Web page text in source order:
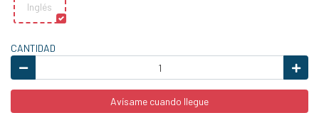
Inglés
CANTIDAD
Avísame cuando llegue